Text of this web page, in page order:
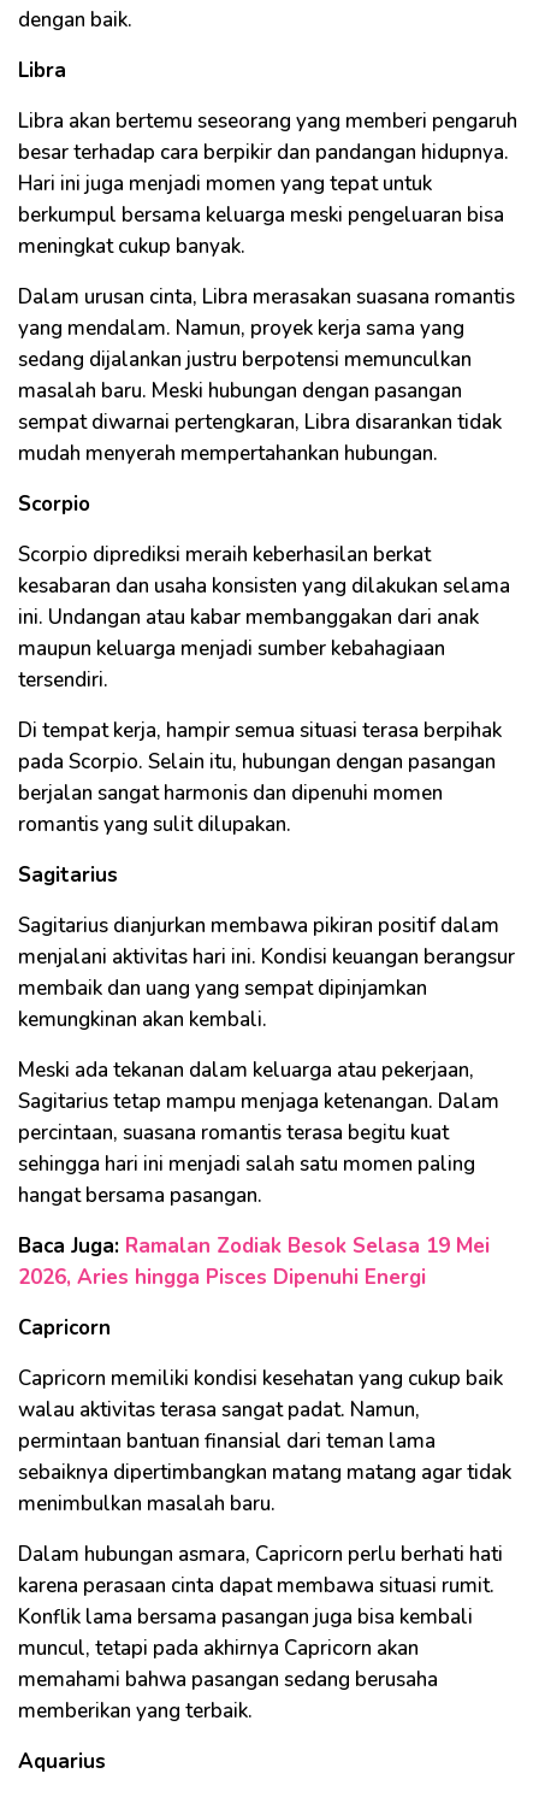
dengan baik.
Libra
Libra akan bertemu seseorang yang memberi pengaruh
besar terhadap cara berpikir dan pandangan hidupnya.
Hari ini juga menjadi momen yang tepat untuk
berkumpul bersama keluarga meski pengeluaran bisa
meningkat cukup banyak.
Dalam urusan cinta, Libra merasakan suasana romantis
yang mendalam. Namun, proyek kerja sama yang
sedang dijalankan justru berpotensi memunculkan
masalah baru. Meski hubungan dengan pasangan
sempat diwarnai pertengkaran, Libra disarankan tidak
mudah menyerah mempertahankan hubungan.
Scorpio
Scorpio diprediksi meraih keberhasilan berkat
kesabaran dan usaha konsisten yang dilakukan selama
ini. Undangan atau kabar membanggakan dari anak
maupun keluarga menjadi sumber kebahagiaan
tersendiri.
Di tempat kerja, hampir semua situasi terasa berpihak
pada Scorpio. Selain itu, hubungan dengan pasangan
berjalan sangat harmonis dan dipenuhi momen
romantis yang sulit dilupakan.
Sagitarius
Sagitarius dianjurkan membawa pikiran positif dalam
menjalani aktivitas hari ini. Kondisi keuangan berangsur
membaik dan uang yang sempat dipinjamkan
kemungkinan akan kembali.
Meski ada tekanan dalam keluarga atau pekerjaan,
Sagitarius tetap mampu menjaga ketenangan. Dalam
percintaan, suasana romantis terasa begitu kuat
sehingga hari ini menjadi salah satu momen paling
hangat bersama pasangan.
Baca Juga: Ramalan Zodiak Besok Selasa 19 Mei
2026, Aries hingga Pisces Dipenuhi Energi
Capricorn
Capricorn memiliki kondisi kesehatan yang cukup baik
walau aktivitas terasa sangat padat. Namun,
permintaan bantuan finansial dari teman lama
sebaiknya dipertimbangkan matang matang agar tidak
menimbulkan masalah baru.
Dalam hubungan asmara, Capricorn perlu berhati hati
karena perasaan cinta dapat membawa situasi rumit.
Konflik lama bersama pasangan juga bisa kembali
muncul, tetapi pada akhirnya Capricorn akan
memahami bahwa pasangan sedang berusaha
memberikan yang terbaik.
Aquarius